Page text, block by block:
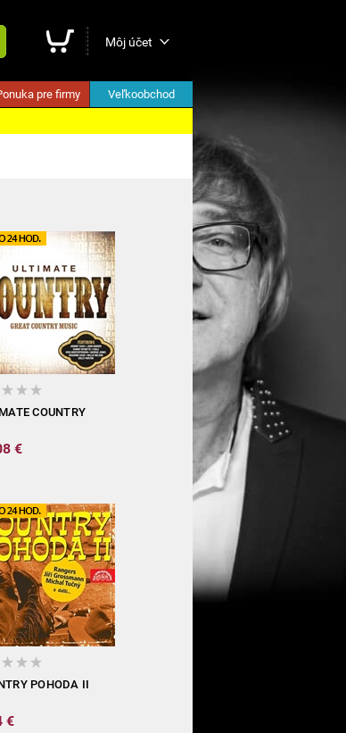
Môj účet
pre firmy Veľkoobchod
COUNTRY
€
POHODA II
€